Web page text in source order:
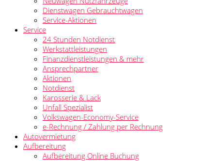
Dienstwagen Gebrauchtwagen
Service-Aktionen
Service
24 Stunden Notdienst
Werkstattleistungen
Finanzdienstleistungen & mehr
Ansprechpartner
Aktionen
Notdienst
Karosserie & Lack
Unfall Spezialist
Volkswagen-Economy-Service
e-Rechnung / Zahlung per Rechnung
Autovermietung
Aufbereitung
Aufbereitung Online Buchung